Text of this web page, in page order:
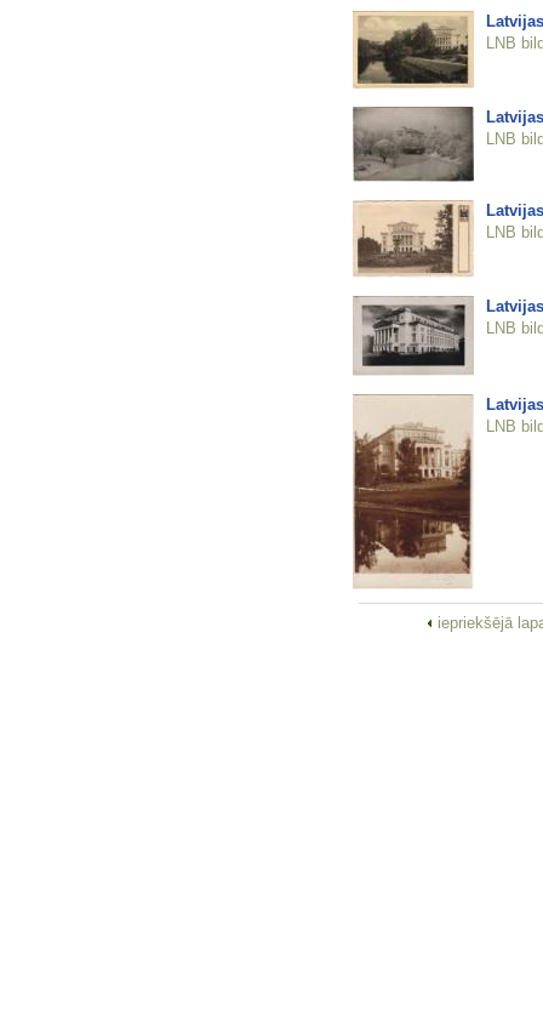
LNB
LNB
LNB
LNB
LNB
iepriekšējā